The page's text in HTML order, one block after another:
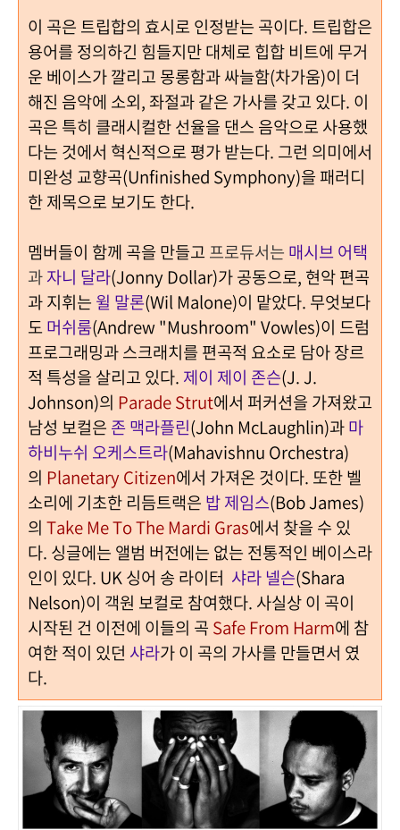
이 곡은 트립합의 효시로 인정받는 곡이다. 트립합은
용어를 정의하긴 힘들지만 대체로 힙합 비트에 무거
운 베이스가 깔리고 몽롱함과 싸늘함(차가움)이 더
해진 음악에 소외, 좌절과 같은 가사를 갖고 있다. 이
곡은 특히 클래시컬한 선율을 댄스 음악으로 사용했
다는 것에서 혁신적으로 평가 받는다. 그런 의미에서
미완성 교향곡(Unfinished Symphony)을 패러디
한 제목으로 보기도 한다.
멤버들이 함께 곡을 만들고 프로듀서는 매시브 어택
과자니 달라(Jonny Dollar)가 공동으로, 현악 편곡
과 지휘는 윌 말론(Wil Malone)이 맡았다. 무엇보다
도머쉬룸(Andrew "Mushroom" Vowles)이 드럼
프로그래밍과 스크래치를 편곡적 요소로 담아 장르
적 특성을 살리고 있다. 제이 제이 존슨(J. J.
Johnson)의 Parade Strut에서 퍼커션을 가져왔고
남성 보컬은 존 맥라플린(John McLaughlin)과마
하비누쉬 오케스트라(Mahavishnu Orchestra)
의 Planetary Citizen에서 가져온 것이다. 또한 벨
소리에 기초한 리듬트랙은 밥 제임스(Bob James)
의 Take Me To The Mardi Gras에서 찾을 수 있
다. 싱글에는 앨범 버전에는 없는 전통적인 베이스라
인이 있다. UK 싱어 송 라이터 샤라 넬슨(Shara
Nelson)이 객원 보컬로 참여했다. 사실상 이 곡이
시작된 건 이전에 이들의 곡 Safe From Harm에 참
여한 적이 있던 샤라가 이 곡의 가사를 만들면서 였
다.